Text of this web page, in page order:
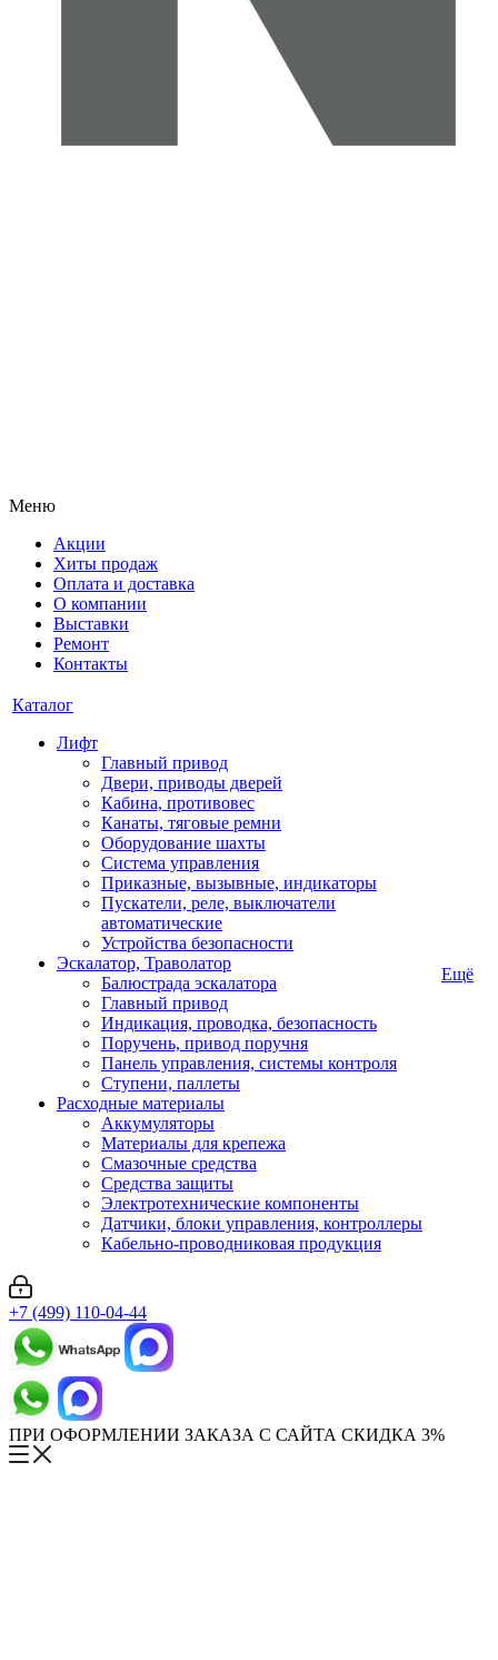
Меню
Акции
Хиты продаж
Оплата и доставка
О компании
Выставки
Ремонт
Контакты
Каталог
Лифт
Главный привод
Двери, приводы дверей
Кабина, противовес
Канаты, тяговые ремни
Оборудование шахты
Система управления
Приказные, вызывные, индикаторы
Пускатели, реле, выключатели
автоматические
Устройства безопасности
Эскалатор, Траволатор
Балюстрада эскалатора
Главный привод
Индикация, проводка, безопасность
Поручень, привод поручня
Панель управления, системы контроля
Ступени, паллеты
Расходные материалы
Аккумуляторы
Материалы для крепежа
Смазочные средства
Средства защиты
Электротехнические компоненты
Датчики, блоки управления, контроллеры
Кабельно-проводниковая продукция
Ещё
+7 (499) 110-04-44
ПРИ ОФОРМЛЕНИИ ЗАКАЗА С САЙТА СКИДКА 3%